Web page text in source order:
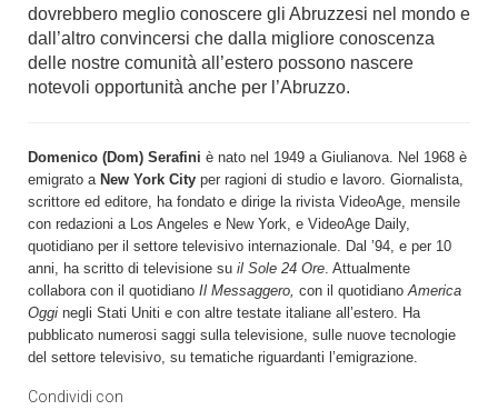
dovrebbero meglio conoscere gli Abruzzesi nel mondo e
dall’altro convincersi che dalla migliore conoscenza
delle nostre comunità all’estero possono nascere
notevoli opportunità anche per l’Abruzzo.
Domenico (Dom) Serafini è nato nel 1949 a Giulianova. Nel 1968 è
emigrato a New York City per ragioni di studio e lavoro. Giornalista,
scrittore ed editore, ha fondato e dirige la rivista VideoAge, mensile
con redazioni a Los Angeles e New York, e VideoAge Daily,
quotidiano per il settore televisivo internazionale. Dal ’94, e per 10
anni, ha scritto di televisione su il Sole 24 Ore . Attualmente
collabora con il quotidiano Il Messaggero, con il quotidiano America
Oggi negli Stati Uniti e con altre testate italiane all’estero. Ha
pubblicato numerosi saggi sulla televisione, sulle nuove tecnologie
del settore televisivo, su tematiche riguardanti l’emigrazione.
Condividi con